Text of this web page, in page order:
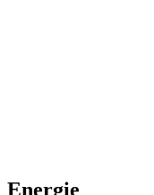
Energie